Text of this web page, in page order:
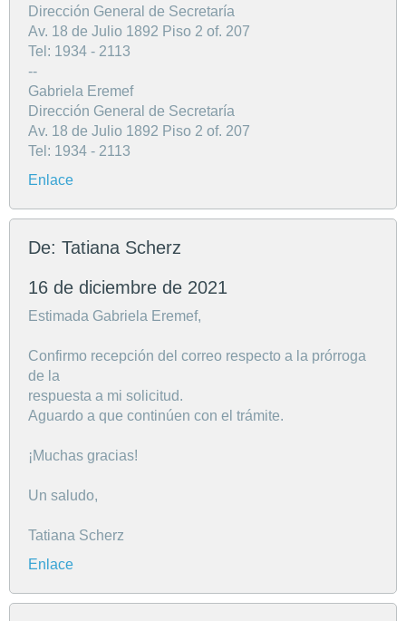
Dirección General de Secretaría
Av. 18 de Julio 1892 Piso 2 of. 207
Tel: 1934 - 2113
--
Gabriela Eremef
Dirección General de Secretaría
Av. 18 de Julio 1892 Piso 2 of. 207
Tel: 1934 - 2113
Enlace
De: Tatiana Scherz
16 de diciembre de 2021
Estimada Gabriela Eremef,
Confirmo recepción del correo respecto a la prórroga
de la
respuesta a mi solicitud.
Aguardo a que continúen con el trámite.
¡Muchas gracias!
Un saludo,
Tatiana Scherz
Enlace